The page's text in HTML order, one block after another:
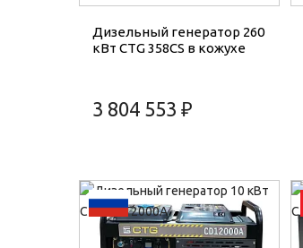
Дизельный генератор 260
кВт CTG 358CS в кожухе
3 804 553 ₽